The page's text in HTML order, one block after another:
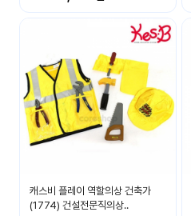
공지
사항
이벤
트
들의
이야
후기
게시
판
캐스비 플레이 역할의상 건축가
(1774) 건설전문직의상..